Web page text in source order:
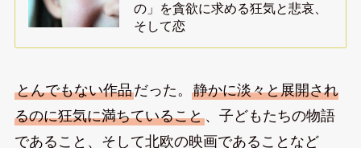
の」を貪欲に求める狂気と悲哀、
そして恋
とんでもない作品だった。 静かに淡々と展開され
るのに狂気に満ちていること、子どもたちの物語
であること、そして北欧の映画であることなど